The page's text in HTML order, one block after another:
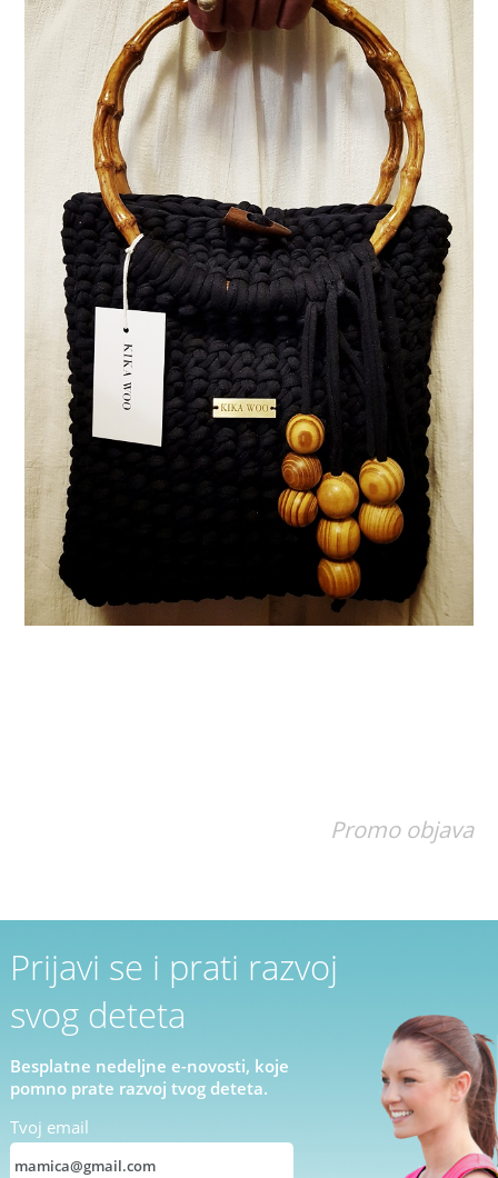
Promo objava
Prijavi se i prati razvoj
svog deteta
Besplatne nedeljne e-novosti, koje
pomno prate razvoj tvog deteta.
Tvoj email